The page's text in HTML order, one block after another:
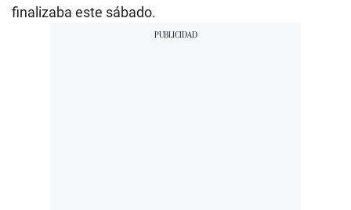
finalizaba este sábado.